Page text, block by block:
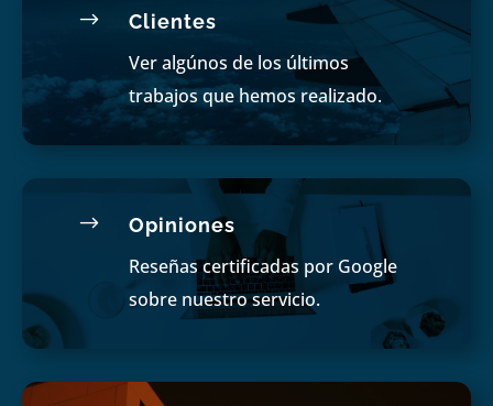
$ Clientes
Ver algúnos de los últimos
trabajos que hemos realizado.
$ Opiniones
Reseñas certificadas por Google
sobre nuestro servicio.